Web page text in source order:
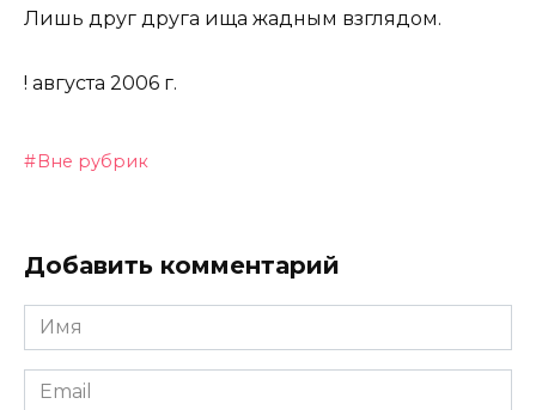
Лишь друг друга ища жадным взглядом.
! августа 2006 г.
Вне рубрик
Добавить комментарий
Имя
Email